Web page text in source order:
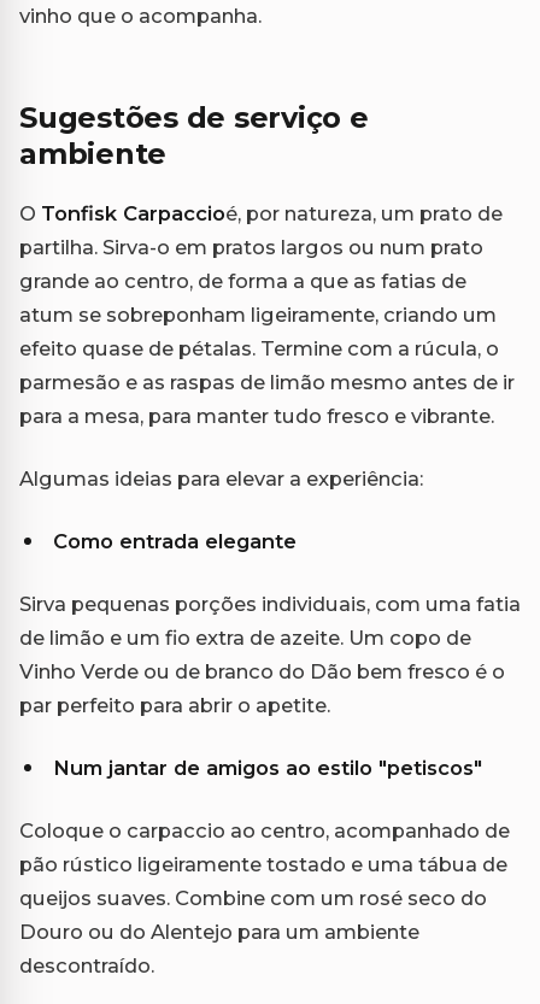
vinho que o acompanha.
Sugestões de serviço e
ambiente
O Tonfisk Carpaccioé, por natureza, um prato de
partilha. Sirva-o em pratos largos ou num prato
grande ao centro, de forma a que as fatias de
atum se sobreponham ligeiramente, criando um
efeito quase de pétalas. Termine com a rúcula, o
parmesão e as raspas de limão mesmo antes de ir
para a mesa, para manter tudo fresco e vibrante.
Algumas ideias para elevar a experiência:
Como entrada elegante
Sirva pequenas porções individuais, com uma fatia
de limão e um fio extra de azeite. Um copo de
Vinho Verde ou de branco do Dão bem fresco é o
par perfeito para abrir o apetite.
Num jantar de amigos ao estilo "petiscos"
Coloque o carpaccio ao centro, acompanhado de
pão rústico ligeiramente tostado e uma tábua de
queijos suaves. Combine com um rosé seco do
Douro ou do Alentejo para um ambiente
descontraído.